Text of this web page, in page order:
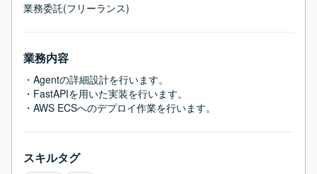
業務委託(フリーランス)
業務内容
・Agentの詳細設計を行います。
・FastAPIを用いた実装を行います。
・AWS ECSへのデプロイ作業を行います。
スキルタグ